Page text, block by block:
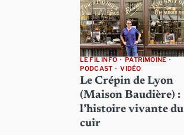
LE FIL INFO
PATRIMOINE
PODCAST
VIDÉO
Le Crépin de Lyon
(Maison Baudière) :
l’histoire vivante du
cuir